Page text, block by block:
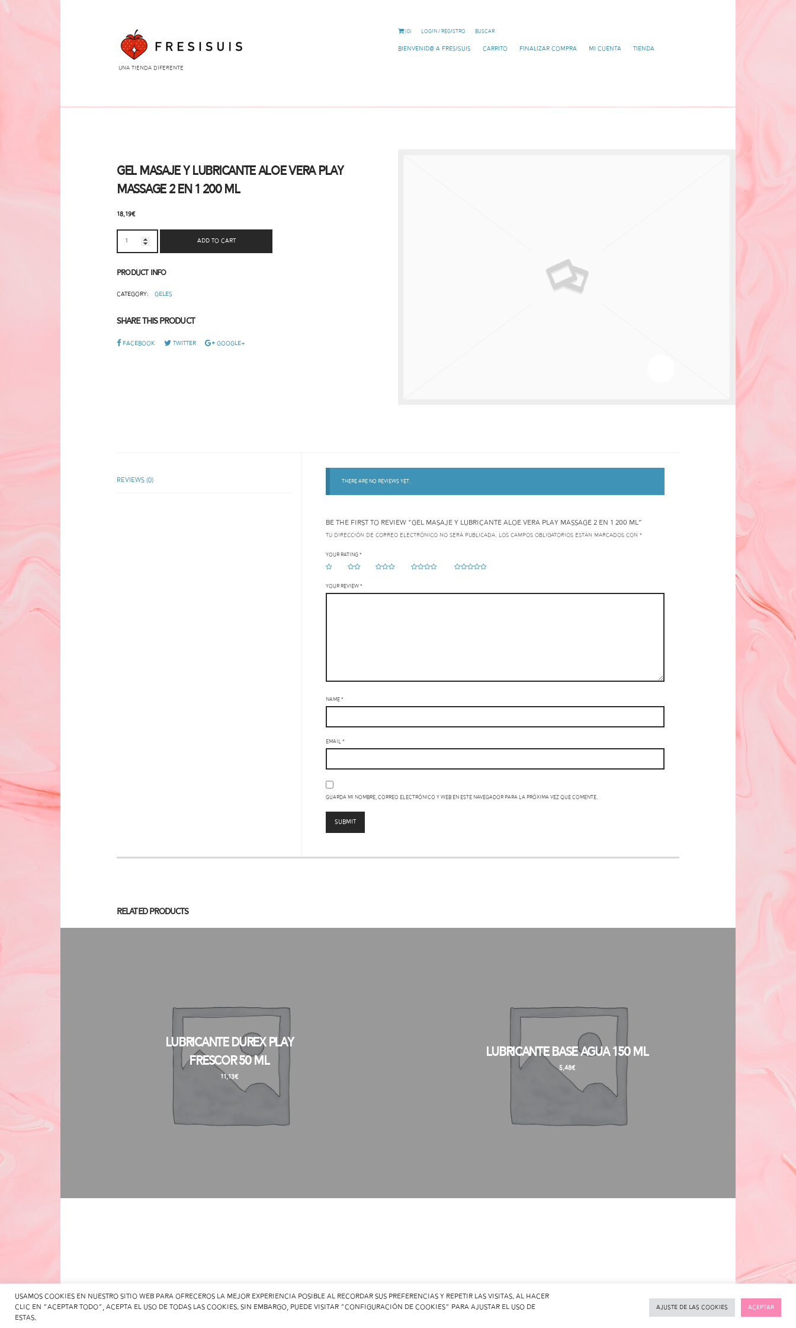
Una tienda diferente
(0) Login / Registro Buscar
Bienvenid@ a Fresisuis Carrito Finalizar compra Mi cuenta Tienda
Gel Masaje y Lubricante Aloe Vera Play
Massage 2 en 1 200 ml
18,19€
Add to cart
Product Info
Category: Geles
Share This Product
Facebook Twitter Google+
Reviews (0) There are no reviews yet.
BE THE FIRST TO REVIEW “GEL MASAJE Y LUBRICANTE ALOE VERA PLAY MASSAGE 2 EN 1 200 ML”
Tu dirección de correo electrónico no será publicada. Los campos obligatorios están marcados con *
Your rating*
Your review*
Name*
Email*
Guarda mi nombre, correo electrónico y web en este navegador para la próxima vez que comente.
Related Products
Lubricante Durex Play
Frescor 50 ml
11,13€
Lubricante Base Agua 150 ml
5,48€
Usamos cookies en nuestro sitio web para ofreceros la mejor experiencia posible al recordar sus preferencias y repetir las visitas. Al hacer
clic en "Aceptar todo", acepta el uso de todas las cookies. Sin embargo, puede visitar "Configuración de cookies" para ajustar el uso de
estas.
Ajuste de las cookies Aceptar